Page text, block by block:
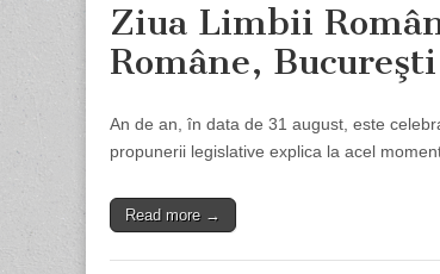
Ziua Limbii
Române, Bucureşti
An de an, în data de 31 august, este
propunerii legislative explica la acel
Read more →